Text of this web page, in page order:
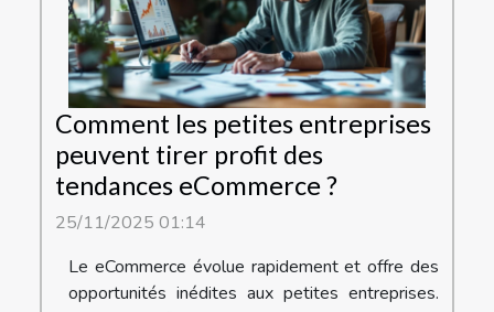
Comment les petites entreprises
peuvent tirer profit des
tendances eCommerce ?
25/11/2025 01:14
Le eCommerce évolue rapidement et offre des
opportunités inédites aux petites entreprises.